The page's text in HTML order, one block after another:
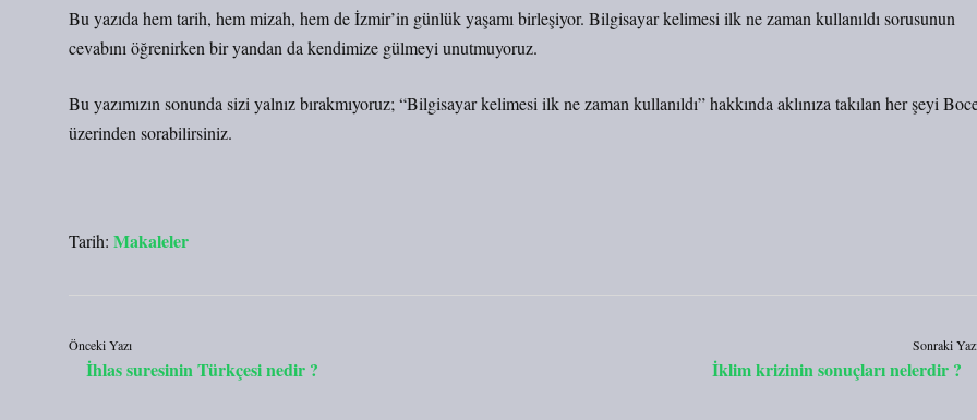
Bu yazıda hem tarih, hem mizah, hem de İzmir’in günlük yaşamı birleşiyor. Bilgisayar kelimesi ilk ne zaman kullanıldı sorusunun
cevabını öğrenirken bir yandan da kendimize gülmeyi unutmuyoruz.
Bu yazımızın sonunda sizi yalnız bırakmıyoruz; “Bilgisayar kelimesi ilk ne zaman kullanıldı” hakkında aklınıza takılan her şeyi
üzerinden sorabilirsiniz.
Tarih: Makaleler
Önceki Yazı
İhlas suresinin Türkçesi nedir ?
Sonraki
İklim krizinin sonuçları nelerdir ?